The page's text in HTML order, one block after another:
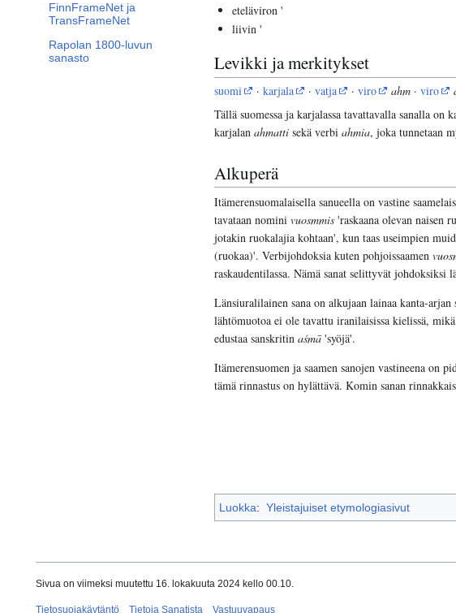
FinnFrameNet ja
TransFrameNet
Rapolan 1800-luvun
sanasto
eteläviron '
liivin '
Levikki ja merkitykset
suomi · karjala · vatja · viro ahm · viro
Tällä suomessa ja karjalassa tavattavalla sanalla
karjalan ahmatti sekä verbi ahmia, joka tunnetaan
Alkuperä
Itämerensuomalaisella sanueella on vastine
tavataan nomini vuosmmis 'raskaana olevan naisen
jotakin ruokalajia kohtaan', kun taas useimpien
(ruokaa)'. Verbijohdoksia kuten pohjoissaamen
raskaudentilassa. Nämä sanat selittyvät johdoksiksi
Länsiuralilainen sana on alkujaan lainaa kanta-arjan
lähtömuotoa ei ole tavattu iranilaisissa kielissä,
edustaa sanskritin aśmā 'syöjä'.
Itämerensuomen ja saamen sanojen vastineena on
tämä rinnastus on hylättävä. Komin sanan
Luokka: Yleistajuiset etymologiasivut
Sivua on viimeksi muutettu 16. lokakuuta 2024 kello 00.10.
Tietosuojakäytäntö Tietoja Sanatista Vastuuvapaus